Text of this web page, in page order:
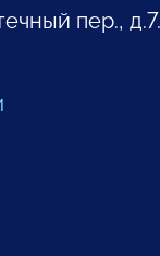
пер., д.7.